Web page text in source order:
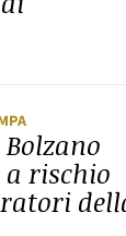
rischio